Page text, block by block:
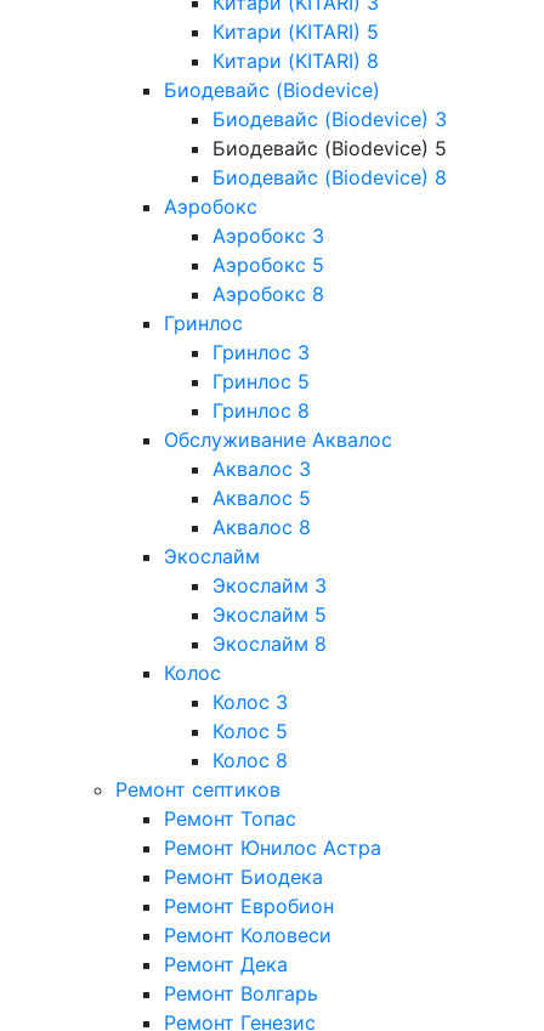
Китари (KITARI) 5
Китари (KITARI) 8
Биодевайс (Biodevice)
Биодевайс (Biodevice) 3
Биодевайс (Biodevice) 5
Биодевайс (Biodevice) 8
Аэробокс
Аэробокс 3
Аэробокс 5
Аэробокс 8
Гринлос
Гринлос 3
Гринлос 5
Гринлос 8
Обслуживание Аквалос
Аквалос 3
Аквалос 5
Аквалос 8
Экослайм
Экослайм 3
Экослайм 5
Экослайм 8
Колос
Колос 3
Колос 5
Колос 8
Ремонт септиков
Ремонт Топас
Ремонт Юнилос Астра
Ремонт Биодека
Ремонт Евробион
Ремонт Коловеси
Ремонт Дека
Ремонт Волгарь
Ремонт Генезис